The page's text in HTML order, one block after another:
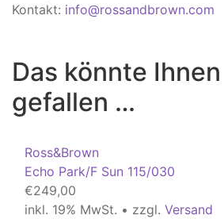
Kontakt: info@rossandbrown.com
Das könnte
gefallen …
Ross&Brown
Echo Park/F Sun 115/030
€249,00
inkl. 19% MwSt. • zzgl. Versand